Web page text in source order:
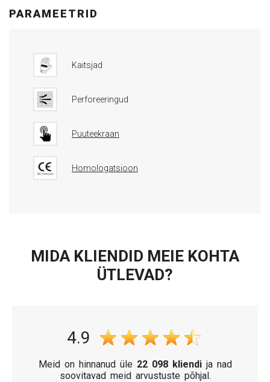
PARAMEETRID
Kaitsjad
Perforeeringud
Puuteekraan
Homologatsioon
MIDA KLIENDID MEIE KOHTA
ÜTLEVAD?
4.9
Meid on hinnanud üle 22 098 kliendija nad
soovitavad meid arvustuste põhjal.